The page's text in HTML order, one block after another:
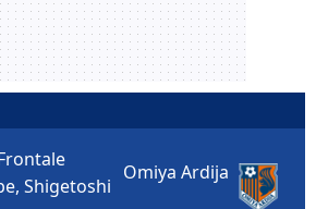
Shigetoshi
Omiya Ardija